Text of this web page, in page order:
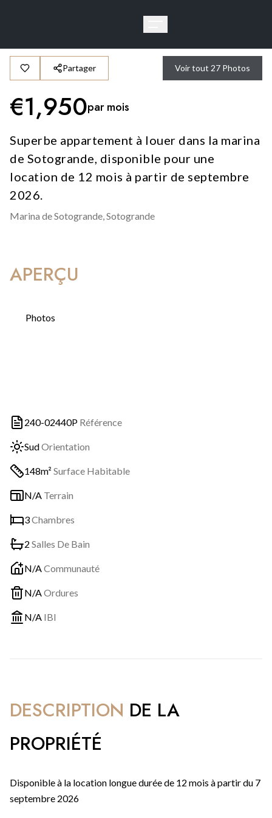
Partager Voir tout 27 Photos
€1,950par mois
Superbe appartement à louer dans la marina
de Sotogrande, disponible pour une
location de 12 mois à partir de septembre
2026.
Marina de Sotogrande,Sotogrande
APERÇU
Photos
240-02440P Référence
SudOrientation
148m² Surface Habitable
N/A Terrain
3Chambres
2 Salles De Bain
N/ACommunauté
N/AOrdures
N/A IBI
DESCRIPTION DE LA
PROPRIÉTÉ
Disponible à la location longue durée de 12 mois à partir du 7
septembre 2026